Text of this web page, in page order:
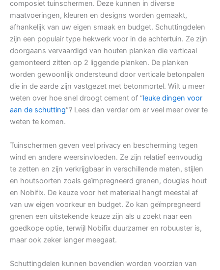
composiet tuinschermen. Deze kunnen in diverse
maatvoeringen, kleuren en designs worden gemaakt,
afhankelijk van uw eigen smaak en budget. Schuttingdelen
zijn een populair type hekwerk voor in de achtertuin. Ze zijn
doorgaans vervaardigd van houten planken die verticaal
gemonteerd zitten op 2 liggende planken. De planken
worden gewoonlijk ondersteund door verticale betonpalen
die in de aarde zijn vastgezet met betonmortel. Wilt u meer
weten over hoe snel droogt cement of “leuke dingen voor
aan de schutting“? Lees dan verder om er veel meer over te
weten te komen.
Tuinschermen geven veel privacy en bescherming tegen
wind en andere weersinvloeden. Ze zijn relatief eenvoudig
te zetten en zijn verkrijgbaar in verschillende maten, stijlen
en houtsoorten zoals geïmpregneerd grenen, douglas hout
en Nobifix. De keuze voor het materiaal hangt meestal af
van uw eigen voorkeur en budget. Zo kan geïmpregneerd
grenen een uitstekende keuze zijn als u zoekt naar een
goedkope optie, terwijl Nobifix duurzamer en robuuster is,
maar ook zeker langer meegaat.
Schuttingdelen kunnen bovendien worden voorzien van